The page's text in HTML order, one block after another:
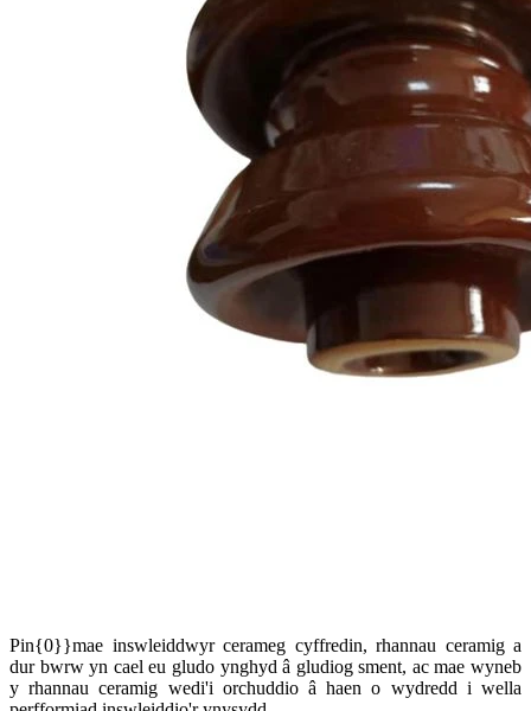
Pin{0}}mae inswleiddwyr cerameg cyffredin, rhannau ceramig a
dur bwrw yn cael eu gludo ynghyd â gludiog sment, ac mae wyneb
y rhannau ceramig wedi'i orchuddio â haen o wydredd i wella